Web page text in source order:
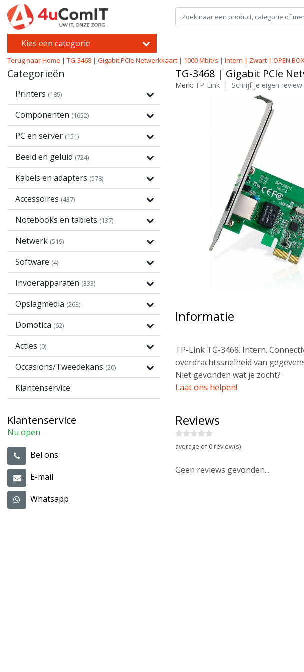
Kies een categorie
Terug naar Home | TG-3468 | Gigabit PCIe Netwerkkaart | 1000 Mbit/s | Intern | Zwart | OPEN
Categorieën
Printers (189)
Componenten (1652)
PC en server (151)
Beeld en geluid (724)
Kabels en adapters (578)
Accessoires (437)
Notebooks en tablets (137)
Netwerk (519)
Software (4)
Invoerapparaten (333)
Opslagmedia (263)
Domotica (62)
Acties (0)
Occasions/Tweedekans (20)
Klantenservice
Klantenservice
Nu open
Bel ons
E-mail
Whatsapp
TG-3468 | Gigabit PCIe
Merk: TP-Link | Schrijf je eigen review
Informatie
TP-Link TG-3468. Intern.
overdrachtssnelheid van
Niet gevonden wat je zocht?
Laat ons helpen!
Reviews
average of 0 review(s)
Geen reviews gevonden...